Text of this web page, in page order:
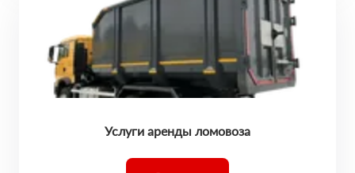
Услуги аренды ломовоза